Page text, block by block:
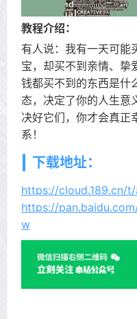
教程介绍：
有人说：我有一天可能
宝，却买不到亲情、挚
钱都买不到的东西是什
态，决定了你的人生意
决好它们，你才会真正
系！
下载地址：
https://cloud.189.cn/t/
https://
w